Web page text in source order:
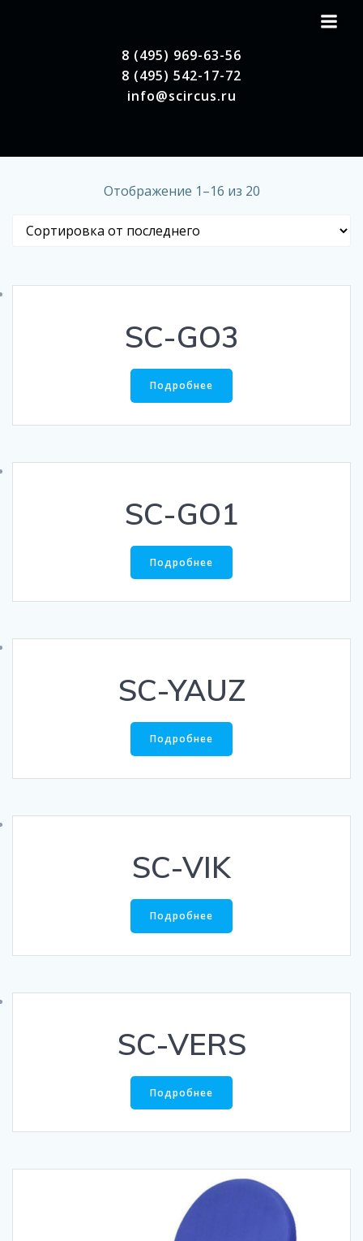
8 (495) 969-63-56
8 (495) 542-17-72
info@scircus.ru
Отображение 1–16 из 20
SC-GO3
Подробнее
SC-GO1
Подробнее
SC-YAUZ
Подробнее
SC-VIK
Подробнее
SC-VERS
Подробнее